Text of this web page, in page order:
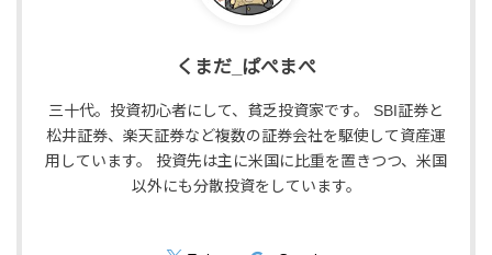
くまだ_ぱぺまぺ
三十代。投資初心者にして、貧乏投資家です。 SBI証券と
松井証券、楽天証券など複数の証券会社を駆使して資産運
用しています。 投資先は主に米国に比重を置きつつ、米国
以外にも分散投資をしています。